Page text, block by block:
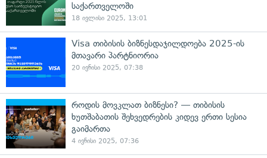
საქართველოში
18 ივლისი 2025, 13:01
Visa თიბისის ბიზნესდაჯილდოება 2025-ის
მთავარი პარტნიორია
20 ივნისი 2025, 07:38
როდის მოვკლათ ბიზნესი? — თიბისის
ხუთშაბათის შეხვედრების კიდევ ერთი სესია
გაიმართა
4 ივნისი 2025, 07:36